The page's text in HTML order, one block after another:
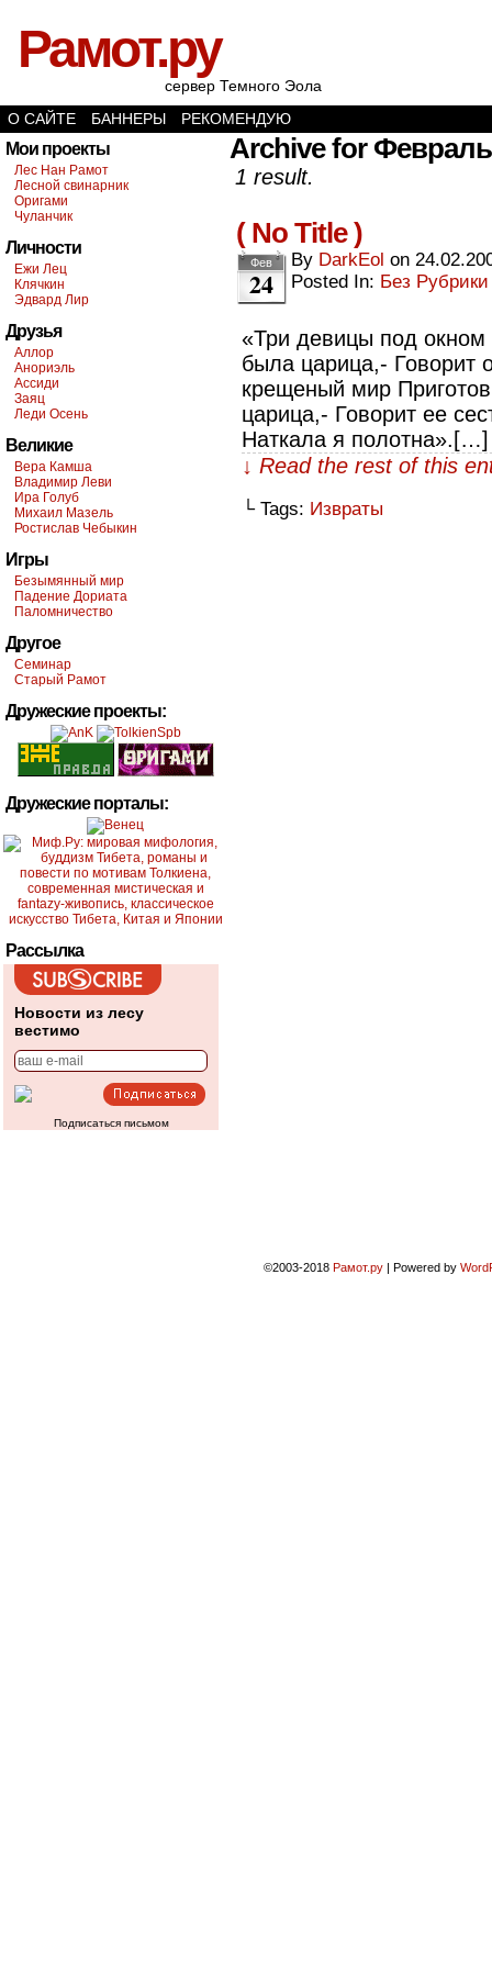
Рамот.ру
сервер Темного Эола
О САЙТЕ
БАННЕРЫ РЕКОМЕНДУЮ
Мои проекты
Лес Нан Рамот
Лесной свинарник
Оригами
Чуланчик
Личности
Ежи Лец
Клячкин
Эдвард Лир
Друзья
Аллор
Анориэль
Ассиди
Заяц
Леди Осень
Великие
Вера Камша
Владимир Леви
Ира Голуб
Михаил Мазель
Ростислав Чебыкин
Игры
Безымянный мир
Падение Дориата
Паломничество
Другое
Семинар
Старый Рамот
Дружеские проекты:
Дружеские порталы:
Рассылка
Новости из лесу
вестимо
Подписаться письмом
Archive for Февраль
1 result.
( No Title )
Фев
24
By DarkEol on
Posted In: Без Рубрики
«Три девицы под
была царица,- Говорит
крещеный мир
царица,- Говорит ее
Наткала я полотна».[…]
↓ Read the rest of this
└ Tags: Извраты
©2003-2018 Рамот.ру | Powered by